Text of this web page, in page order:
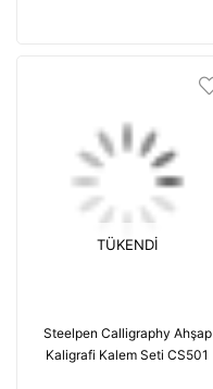
TÜKENDI
Steelpen Calligraphy Ahşap
Kaligrafi Kalem Seti CS501